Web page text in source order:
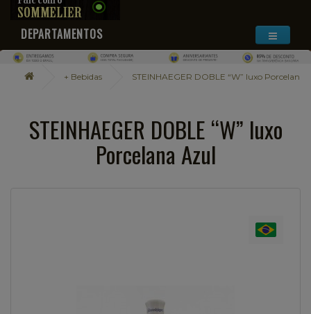
DEPARTAMENTOS
+ Bebidas STEINHAEGER DOBLE “W” luxo Porcelana
STEINHAEGER DOBLE “W” luxo
Porcelana Azul